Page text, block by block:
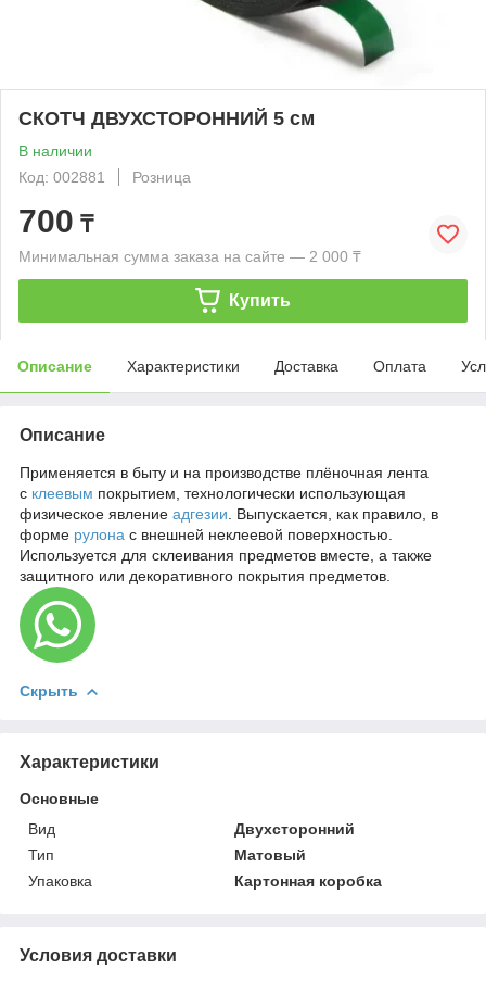
СКОТЧ ДВУХСТОРОННИЙ 5 см
В наличии
Код: 002881
Розница
700 ₸
Минимальная сумма заказа на сайте — 2 000 ₸
Купить
Описание Характеристики Доставка Оплата
Описание
Применяется в быту и на производстве плёночная лента
с клеевым покрытием, технологически использующая
физическое явление адгезии . Выпускается, как правило, в
форме рулона с внешней неклеевой поверхностью.
Используется для склеивания предметов вместе, а также
защитного или декоративного покрытия предметов.
Скрыть
Характеристики
Основные
Вид
Двухсторонний
Тип
Матовый
Упаковка
Картонная коробка
Условия доставки